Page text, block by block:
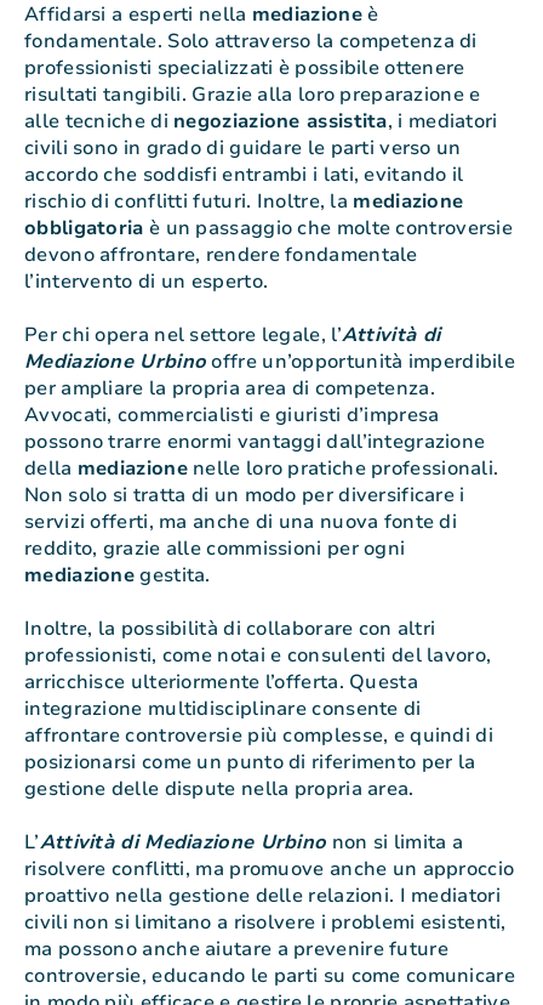
Affidarsi a esperti nella mediazioneè
fondamentale. Solo attraverso la competenza di
professionisti specializzati è possibile ottenere
risultati tangibili. Grazie alla loro preparazione e
alle tecniche di negoziazione assistita, i mediatori
civili sono in grado di guidare le parti verso un
accordo che soddisfi entrambi i lati, evitando il
rischio di conflitti futuri. Inoltre, la mediazione
obbligatoria è un passaggio che molte controversie
devono affrontare, rendere fondamentale
l’intervento di un esperto.
Per chi opera nel settore legale, l’Attività di
Mediazione Urbinooffre un’opportunità imperdibile
per ampliare la propria area di competenza.
Avvocati, commercialisti e giuristi d’impresa
possono trarre enormi vantaggi dall’integrazione
della mediazionenelle loro pratiche professionali.
Non solo si tratta di un modo per diversificare i
servizi offerti, ma anche di una nuova fonte di
reddito, grazie alle commissioni per ogni
mediazionegestita.
Inoltre, la possibilità di collaborare con altri
professionisti, come notai e consulenti del lavoro,
arricchisce ulteriormente l’offerta. Questa
integrazione multidisciplinare consente di
affrontare controversie più complesse, e quindi di
posizionarsi come un punto di riferimento per la
gestione delle dispute nella propria area.
L’Attività di Mediazione Urbino non si limita a
risolvere conflitti, ma promuove anche un approccio
proattivo nella gestione delle relazioni. I mediatori
civili non si limitano a risolvere i problemi esistenti,
ma possono anche aiutare a prevenire future
controversie, educando le parti su come comunicare